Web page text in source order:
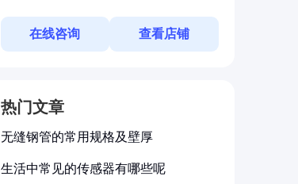
在线咨询 查看店铺
热门文章
无缝钢管的常用规格及壁厚
生活中常见的传感器有哪些呢